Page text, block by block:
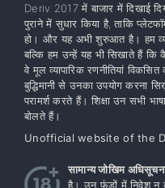
Deriv 2017 में बाजार में दिखाई
पुराने में सुधार किया है, ताकि
हो। और यह अभी शुरुआत है। हम
बल्कि हम उन्हें यह भी सिखाते हैं कि
वे मूल व्यापारिक रणनीतियां
बुद्धिमानी से उनका उपयोग करना
परामर्श करते हैं। शिक्षा उन सभी
बोलते हैं।
Unofficial website of the
सामान्य जोखिम
है। उन फंडों में निवेश न